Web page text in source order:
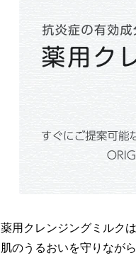
薬用クレンジングミルク
肌のうるおいを守りなが